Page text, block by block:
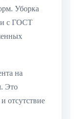
Уборка
с ГОСТ
на
Это
отсутствие